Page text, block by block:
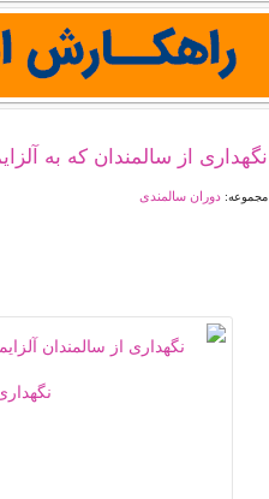
نگهداری از سالمندان که به
مجموعه:دوران سالمندی